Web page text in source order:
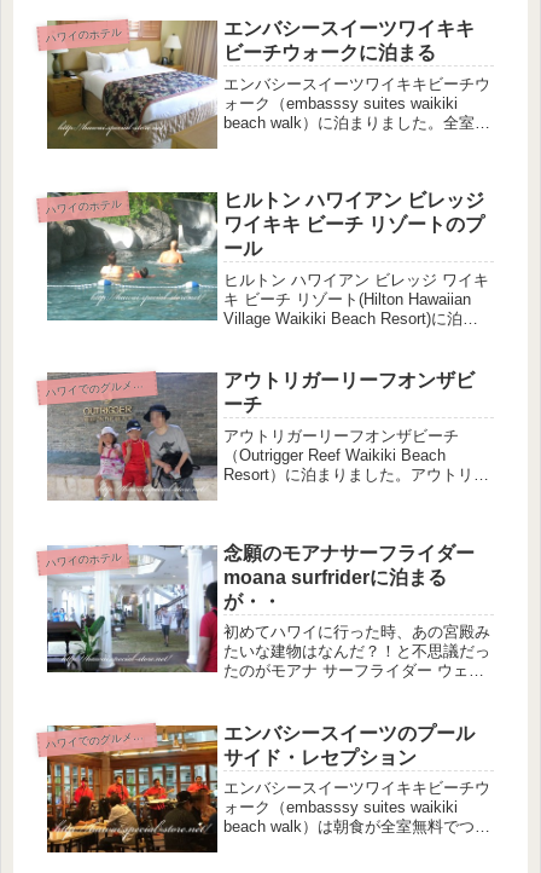
ハワイのホテル
エンバシースイーツワイキキ
ビーチウォークに泊まる
エンバシースイーツワイキキビーチウ
ォーク（embasssy suites waikiki
beach walk）に泊まりました。全室ス
この...
ハワイのホテル
ヒルトン ハワイアン ビレッジ
ワイキキ ビーチ リゾートのプ
ール
ヒルトン ハワイアン ビレッジ ワイキ
キ ビーチ リゾート(Hilton Hawaiian
Village Waikiki Beach Resort)に泊ま
楽しめる）のは、...
ハ ワイでのグルメ＆食事＆スイーツ
アウトリガーリーフオンザビ
ーチ
アウトリガーリーフオンザビーチ
（Outrigger Reef Waikiki Beach
Resort）に泊まりました。アウトリガ
アー...
ハワイのホテル
念願のモアナサーフライダー
moana surfriderに泊まる
が・・
初めてハワイに行った時、あの宮殿み
たいな建物はなんだ？！と不思議だっ
たのがモアナ サーフライダー ウェス
く時は絶対に泊まりたい！と思ってい
たので、念願のモアナ...
ハ ワイでのグルメ＆食事＆スイーツ
エンバシースイーツのプール
サイド・レセプション
エンバシースイーツワイキキビーチウ
ォーク（embasssy suites waikiki
beach walk）は朝食が全室無料でつい